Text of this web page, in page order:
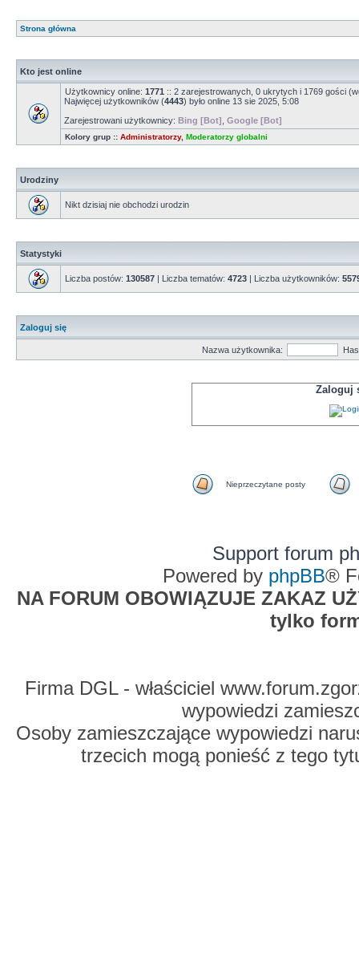
Strona główna
Kto jest online
Użytkownicy online: 1771 :: 2 zarejestrowanych, 0 ukrytych i 1769 gości
Najwięcej użytkowników (4443) było online 13 sie 2025, 5:08
Zarejestrowani użytkownicy: Bing [Bot] Google [Bot]
Kolory grup :: Administratorzy, Moderatorzy globalni
Urodziny
Nikt dzisiaj nie obchodzi urodzin
Statystyki
Liczba postów: 130587 | Liczba tematów: 4723 | Liczba użytkowników:
Zaloguj się
Nazwa użytkownika:
Zaloguj
Nieprzeczytane posty
Support forum
Powered by phpBB®
NA FORUM OBOWIĄZUJE ZAKAZ
tylko
Firma DGL - właściciel
wypowiedzi
Osoby zamieszczające wypowiedzi
trzecich mogą ponieść z tego